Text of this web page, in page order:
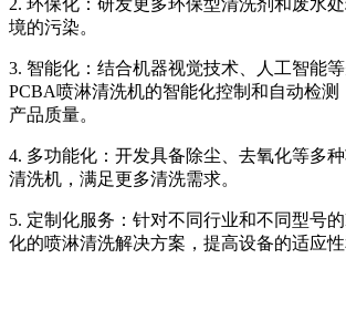
境的污染。
3. 智能化：结合机器视觉技术、人工智能
PCBA喷淋清洗机的智能化控制和自动检测
产品质量。
4. 多功能化：开发具备除尘、去氧化等多
清洗机，满足更多清洗需求。
5. 定制化服务：针对不同行业和不同型号
化的喷淋清洗解决方案，提高设备的适应性